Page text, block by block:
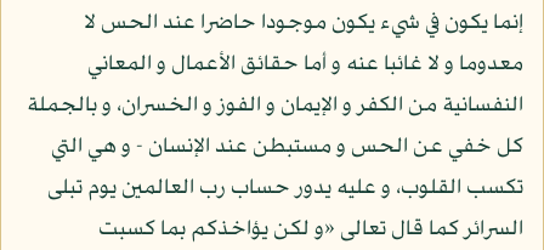
إنما يكون في شيء يكون موجودا حاضرا عند الحس لا
معدوما و لا غائبا عنه و أما حقائق الأعمال و المعاني
النفسانية من الكفر و الإيمان و الفوز و الخسران، و بالجملة
كل خفي عن الحس و مستبطن عند الإنسان - و هي التي
تكسب القلوب، و عليه يدور حساب رب العالمين يوم تبلى
السرائر كما قال تعالى «و لكن يؤاخذكم بما كسبت